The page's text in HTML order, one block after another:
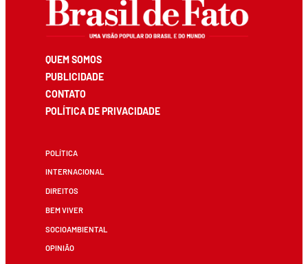
QUEM SOMOS
PUBLICIDADE
CONTATO
POLÍTICA DE PRIVACIDADE
POLÍTICA
INTERNACIONAL
DIREITOS
BEM VIVER
SOCIOAMBIENTAL
OPINIÃO